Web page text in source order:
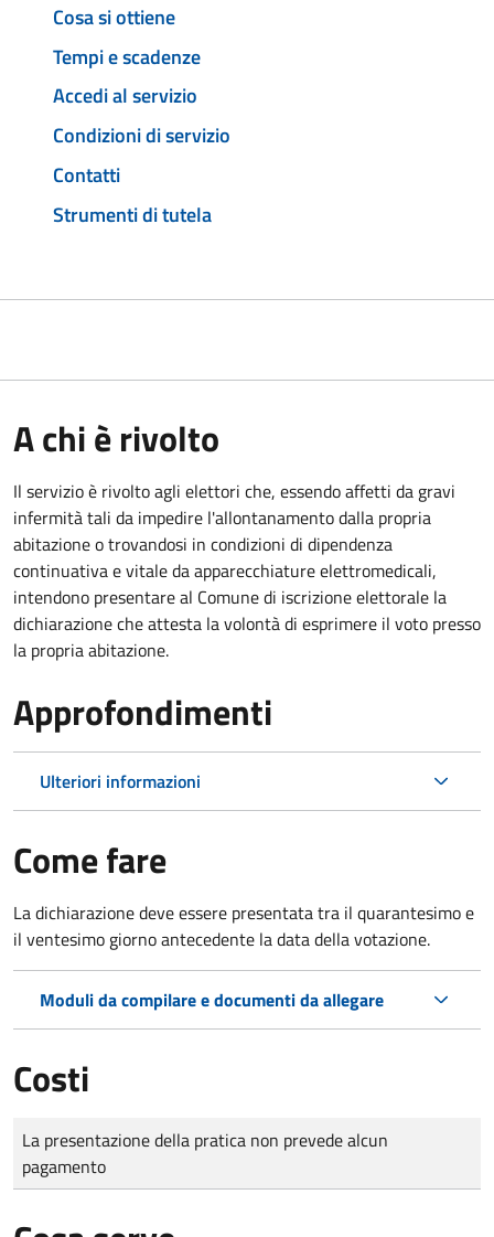
Cosa si ottiene
Tempi e scadenze
Accedi al servizio
Condizioni di servizio
Contatti
Strumenti di tutela
A chi è rivolto
Il servizio è rivolto agli elettori che, essendo affetti da gravi
infermità tali da impedire l'allontanamento dalla propria
abitazione o trovandosi in condizioni di dipendenza
continuativa e vitale da apparecchiature elettromedicali,
intendono presentare al Comune di iscrizione elettorale la
dichiarazione che attesta la volontà di esprimere il voto presso
la propria abitazione.
Approfondimenti
Ulteriori informazioni
Come fare
La dichiarazione deve essere presentata tra il quarantesimo e
il ventesimo giorno antecedente la data della votazione.
Moduli da compilare e documenti da allegare
Costi
Tipo di pagamento
Importo
La presentazione della pratica non prevede alcun
pagamento